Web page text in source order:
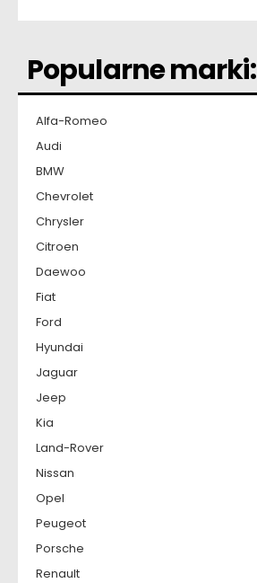
Popularne marki:
Alfa-Romeo
Audi
BMW
Chevrolet
Chrysler
Citroen
Daewoo
Fiat
Ford
Hyundai
Jaguar
Jeep
Kia
Land-Rover
Nissan
Opel
Peugeot
Porsche
Renault